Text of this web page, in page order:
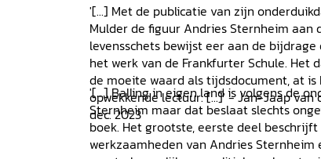
'[...] Met de publicatie van zijn
Mulder de figuur Andries Sternheim
levensschets bewijst eer aan de
het werk van de Frankfurter Schule. Het
de moeite waard als tijdsdocument, at is
opwekkende lectuur. [...]' - Jan-Jaap van
dec. 2023
'[...] Balling in eigen land is volgens de
Sternheim maar dat beslaat slechts
boek. Het grootste, eerste deel
werkzaamheden van Andries